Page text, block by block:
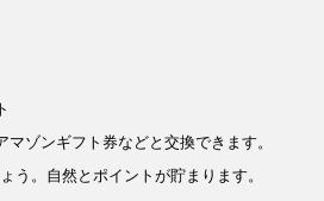
ゾンギフト券などと交換できます。
う。自然とポイントが貯まります。